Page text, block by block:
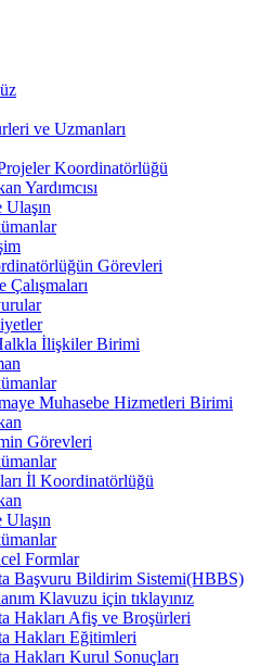
ve Uzmanları
Koordinatörlüğü
Yardımcısı
Ulaşın
Görevleri
Çalışmaları
İlişkiler Birimi
Muhasebe Hizmetleri Birimi
Görevleri
İl Koordinatörlüğü
Ulaşın
Formlar
Başvuru Bildirim Sistemi(HBBS)
Klavuzu için tıklayınız
Hakları Afiş ve Broşürleri
Hakları Eğitimleri
Hakları Kurul Sonuçları